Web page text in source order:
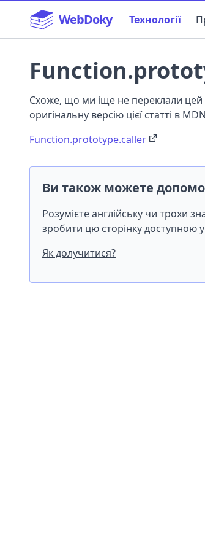
WebDoky Технології
Схоже, що ми іще не переклали
оригінальну версію цієї статті в
Function.prototype.caller
Ви також можете
Розумієте англійську чи трохи
зробити цю сторінку
Як долучитися?